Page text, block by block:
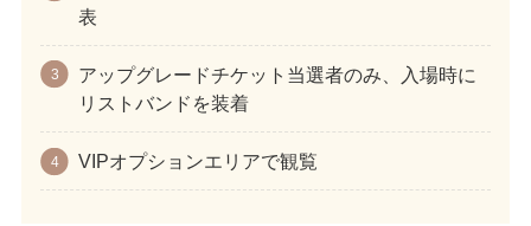
表
アップグレードチケット当選者のみ、入場時に
リストバンドを装着
VIPオプションエリアで観覧